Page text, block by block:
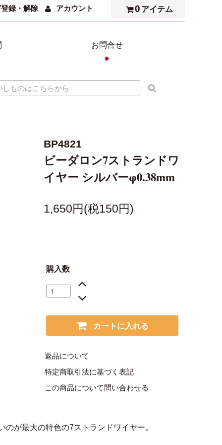
録・解除 アカウント 0 アイテム
お問合せ
●
BP4821
ビーダロン7ストランドワ
イヤー シルバーφ0.38mm
1,650円(税150円)
購入数
カートに入れる
返品について
特定商取引法に基づく表記
この商品について問い合わせる
が最大の特色の7ストランドワイヤー。